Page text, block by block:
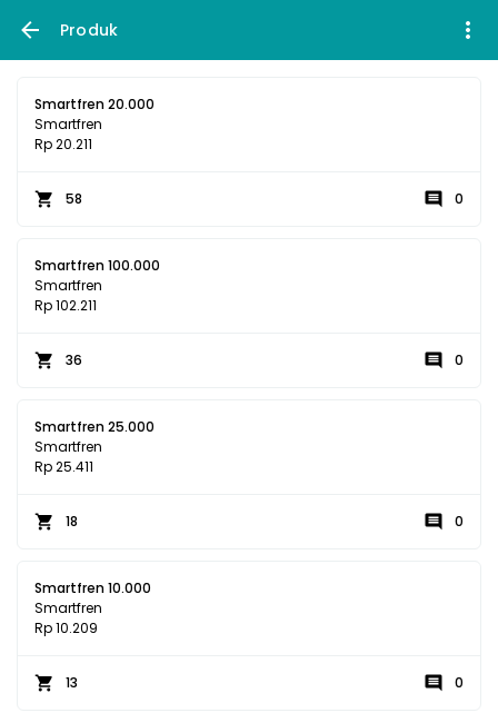
Produk
Smartfren 20.000
Smartfren
Rp 20.211
58 0
Smartfren 100.000
Smartfren
Rp 102.211
36 0
Smartfren 25.000
Smartfren
Rp 25.411
18 0
Smartfren 10.000
Smartfren
Rp 10.209
13 0